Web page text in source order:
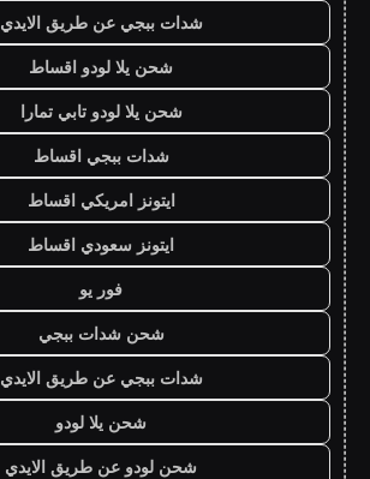
شدات ببجي عن طريق الايدي
شحن يلا لودو اقساط
شحن يلا لودو تابي تمارا
شدات ببجي اقساط
ايتونز امريكي اقساط
ايتونز سعودي اقساط
فور يو
شحن شدات ببجي
شدات ببجي عن طريق الايدي
شحن يلا لودو
شحن لودو عن طريق الايدي